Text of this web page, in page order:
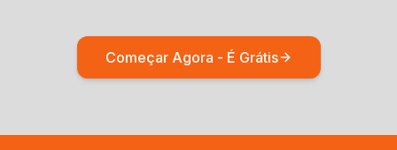
Começar Agora - É Grátis